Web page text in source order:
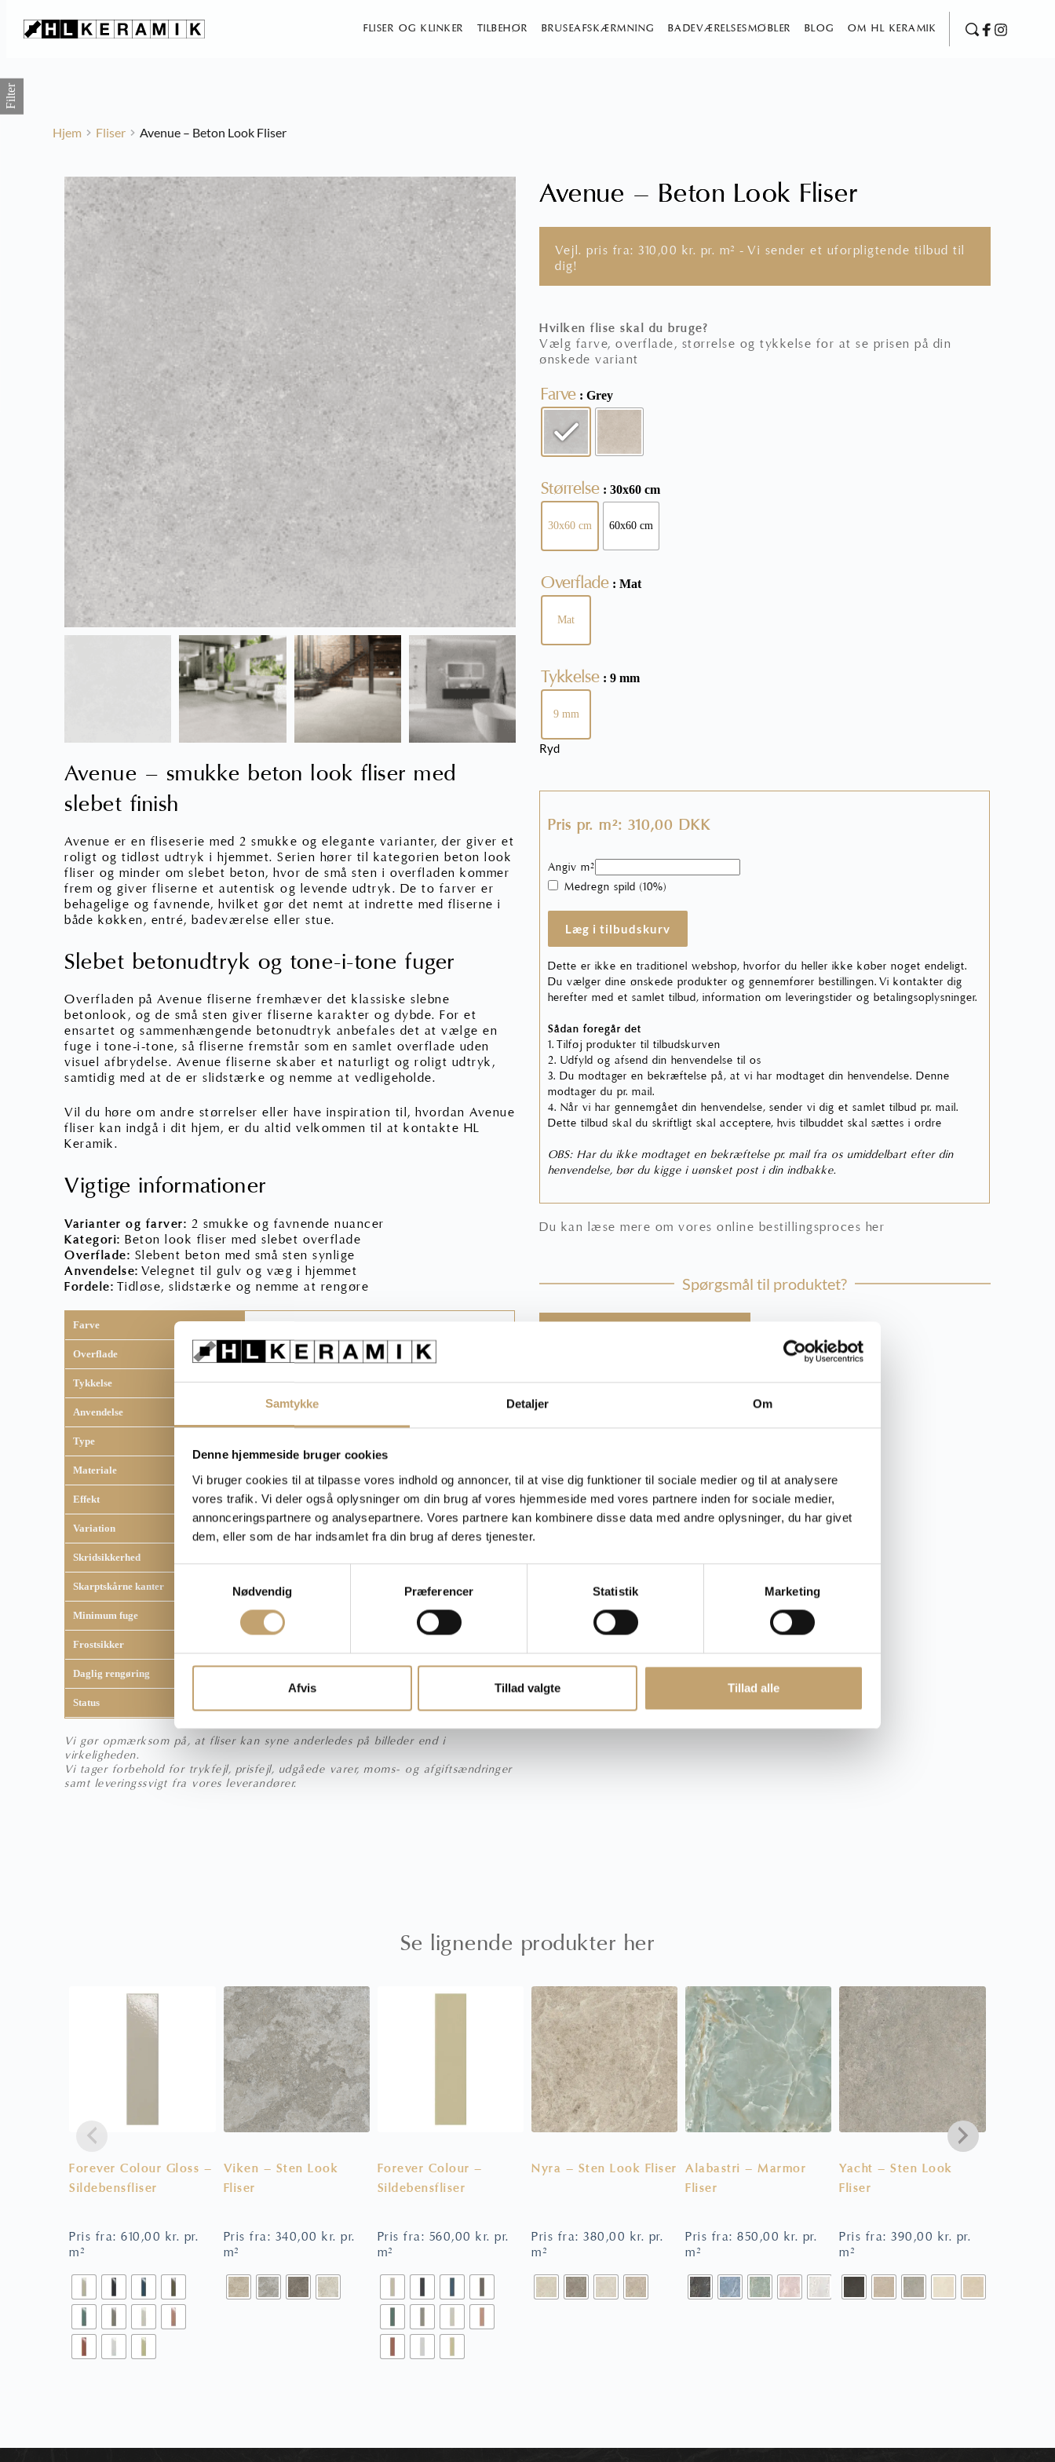
Samtykke Detaljer Om
Denne hjemmeside bruger cookies
Vi bruger cookies til at tilpasse vores indhold og annoncer, til at vise dig funktioner til sociale medier og til at analysere
vores trafik. Vi deler også oplysninger om din brug af vores hjemmeside med vores partnere inden for sociale medier,
annonceringspartnere og analysepartnere. Vores partnere kan kombinere disse data med andre oplysninger, du har givet
dem, eller som de har indsamlet fra din brug af deres tjenester.
S
t
k
v
a
l
g
Nødvendig Præferencer Statistik Marketing
Afvis Tillad valgte Tillad alle
indhold
FLISER OG KLINKER TILBEHØR BRUSEAFSKÆRMNING BADEVÆRELSESMØBLER BLOG OM HL KERAMIK
Hjem Fliser Avenue – Beton Look Fliser
Avenue – smukke beton look fliser med
slebet finish
Avenue er en fliseserie med 2 smukke og elegante varianter, der giver et
roligt og tidløst udtryk i hjemmet. Serien hører til kategorien beton look
fliser og minder om slebet beton, hvor de små sten i overfladen kommer
frem og giver fliserne et autentisk og levende udtryk. De to farver er
behagelige og favnende, hvilket gør det nemt at indrette med fliserne i
både køkken, entré, badeværelse eller stue.
Slebet betonudtryk og tone-i-tone fuger
Overfladen på Avenue fliserne fremhæver det klassiske slebne
betonlook, og de små sten giver fliserne karakter og dybde. For et
ensartet og sammenhængende betonudtryk anbefales det at vælge en
fuge i tone-i-tone, så fliserne fremstår som en samlet overflade uden
visuel afbrydelse. Avenue fliserne skaber et naturligt og roligt udtryk,
samtidig med at de er slidstærke og nemme at vedligeholde.
Vil du høre om andre størrelser eller have inspiration til, hvordan Avenue
fliser kan indgå i dit hjem, er du altid velkommen til atkontakte HL
Keramik.
Vigtige informationer
Varianter og farver: 2 smukke og favnende nuancer
Kategori: Beton look fliser med slebet overflade
Overflade: Slebent beton med små sten synlige
Anvendelse: Velegnet til gulv og væg i hjemmet
Fordele: Tidløse, slidstærke og nemme at rengøre
Farve
Overflade Mat
Tykkelse 9 mm
Anvendelse Gulvfliser, Gulv og væg
Type
Materiale
Effekt Beton look fliser
Variation V2 - mellem variation
Skridsikkerhed
Skarptskårne kanter Ja
Minimum fuge 2 mm
Frostsikker
Daglig rengøring
Status
Vi gør opmærksom på, at fliser kan syne anderledes på billeder end i
virkeligheden.
Vi tager forbehold for trykfejl, prisfejl, udgåede varer, moms- og afgiftsændringer
samt leveringssvigt fra vores leverandører.
Avenue – Beton Look Fliser
Vejl. pris fra: 310,00 kr. pr. m² - Vi sender et uforpligtende tilbud til
dig!
Hvilken flise skal du bruge?
Vælg farve, overflade, størrelse og tykkelse for at se prisen på din
ønskede variant
Farve : Grey
Størrelse : 30x60 cm
30x60 cm 60x60 cm
Overflade : Mat
Mat
Tykkelse : 9 mm
9 mm
Ryd
Pris pr. m²: 310,00 DKK
Angiv m²
Medregn spild (10%)
Læg i tilbudskurv
Dette er ikke en traditionel webshop, hvorfor du heller ikke køber noget endeligt.
Du vælger dine ønskede produkter og gennemfører bestillingen. Vi kontakter dig
herefter med et samlet tilbud, information om leveringstider og betalingsoplysninger.
Sådan foregår det
1. Tilføj produkter til tilbudskurven
2. Udfyld og afsend din henvendelse til os
3. Du modtager en bekræftelse på, at vi har modtaget din henvendelse. Denne
modtager du pr. mail.
4. Når vi har gennemgået din henvendelse, sender vi dig et samlet tilbud pr. mail.
Dette tilbud skal du skriftligt skal acceptere, hvis tilbuddet skal sættes i ordre
OBS: Har du ikke modtaget en bekræftelse pr. mail fra os umiddelbart efter din
henvendelse, bør du kigge i uønsket post i din indbakke.
Du kan læse mere om vores online bestillingsproces her
Spørgsmål til produktet?
Se lignende produkter her
Forever Colour Gloss –
Sildebensfliser
Pris fra:610,00 kr. pr.
m²
Viken – Sten Look
Fliser
Pris fra: 340,00kr. pr.
m²
Forever Colour –
Sildebensfliser
Pris fra: 560,00kr. pr.
m²
Nyra – Sten Look Fliser
Pris fra: 380,00 kr. pr.
m²
Alabastri – Marmor
Fliser
Pris fra:850,00 kr. pr.
m²
Yacht – Sten Look
Fliser
Pris fra:390,00 kr. pr.
m²
Filter